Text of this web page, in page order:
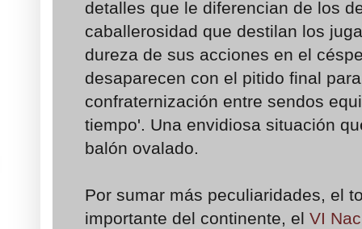
detalles que le diferencian de los
caballerosidad que destilan los
dureza de sus acciones en el
desaparecen con el pitido final
confraternización entre sendos
tiempo'. Una envidiosa situación
balón ovalado.
Por sumar más peculiaridades, el
importante del continente, el VI